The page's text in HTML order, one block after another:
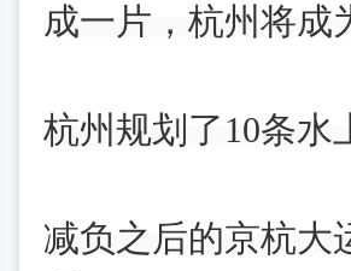
成一片，杭州将成
杭州规划了10条水
减负之后的京杭大